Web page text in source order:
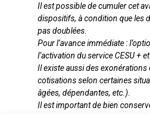
Il est possible de cumuler cet
dispositifs, à condition que les
pas doublées.
Pour l’avance immédiate :
l’activation du service CESU +
Il existe aussi des exonérations
cotisations selon certaines
âgées, dépendantes, etc.).
Il est important de bien